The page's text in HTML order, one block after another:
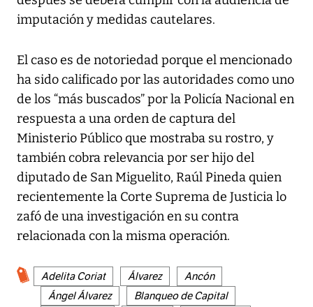
imputación y medidas cautelares.
El caso es de notoriedad porque el mencionado
ha sido calificado por las autoridades como uno
de los “más buscados” por la Policía Nacional en
respuesta a una orden de captura del
Ministerio Público que mostraba su rostro, y
también cobra relevancia por ser hijo del
diputado de San Miguelito, Raúl Pineda quien
recientemente la Corte Suprema de Justicia lo
zafó de una investigación en su contra
relacionada con la misma operación.
Adelita Coriat Álvarez
Ancón
Ángel Álvarez
Blanqueo de Capital